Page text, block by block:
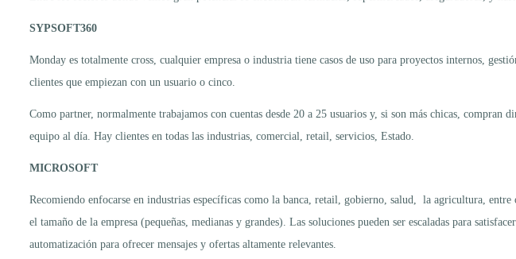
SYPSOFT360
Monday es totalmente cross, cualquier empresa o industria tiene casos de uso para proyectos internos,
clientes que empiezan con un usuario o cinco.
Como partner, normalmente trabajamos con cuentas desde 20 a 25 usuarios y, si son más chicas,
equipo al día. Hay clientes en todas las industrias, comercial, retail, servicios, Estado.
MICROSOFT
Recomiendo enfocarse en industrias específicas como la banca, retail, gobierno, salud, la agricultura,
el tamaño de la empresa (pequeñas, medianas y grandes). Las soluciones pueden ser escaladas para
automatización para ofrecer mensajes y ofertas altamente relevantes.